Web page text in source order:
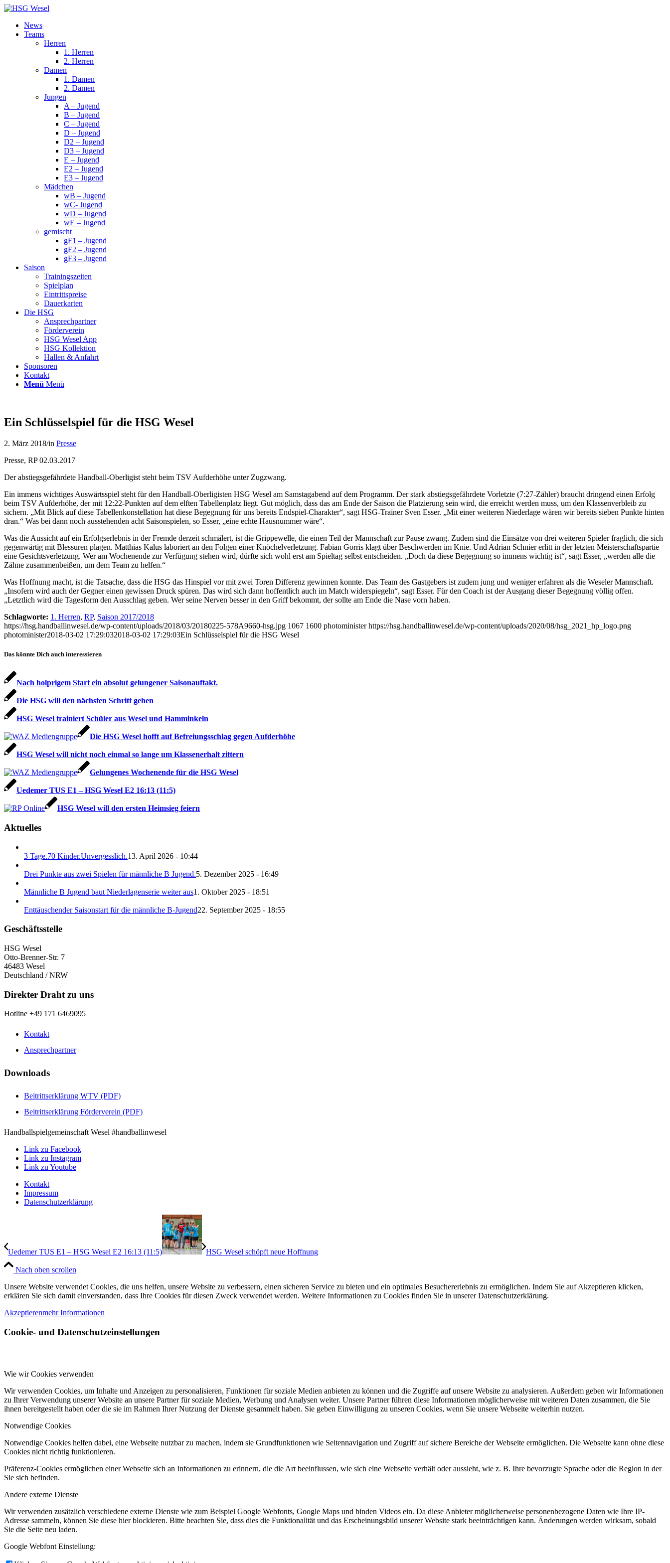
News
Teams
Herren
1. Herren
2. Herren
Damen
1. Damen
2. Damen
Jungen
A – Jugend
B – Jugend
C – Jugend
D – Jugend
D2 – Jugend
D3 – Jugend
E – Jugend
E2 – Jugend
E3 – Jugend
Mädchen
wB – Jugend
wC- Jugend
wD – Jugend
wE – Jugend
gemischt
gF1 – Jugend
gF2 – Jugend
gF3 – Jugend
Saison
Trainingszeiten
Spielplan
Eintrittspreise
Dauerkarten
Die HSG
Ansprechpartner
Förderverein
HSG Wesel App
HSG Kollektion
Hallen & Anfahrt
Sponsoren
Kontakt
Menü Menü
Ein Schlüsselspiel für die HSG Wesel
2. März 2018/in Presse
Presse, RP 02.03.2017
Der abstiegsgefährdete Handball-Oberligist steht beim TSV Aufderhöhe unter Zugzwang.
Ein immens wichtiges Auswärtsspiel steht für den Handball-Oberligisten HSG Wesel am Samstagabend auf dem Programm. Der stark abstiegsgefährdete Vorletzte (7:27-Zähler) braucht dringend einen Erfolg
beim TSV Aufderhöhe, der mit 12:22-Punkten auf dem elften Tabellenplatz liegt. Gut möglich, dass das am Ende der Saison die Platzierung sein wird, die erreicht werden muss, um den Klassenverbleib zu
sichern. „Mit Blick auf diese Tabellenkonstellation hat diese Begegnung für uns bereits Endspiel-Charakter“, sagt HSG-Trainer Sven Esser. „Mit einer weiteren Niederlage wären wir bereits sieben Punkte hinten
dran.“ Was bei dann noch ausstehenden acht Saisonspielen, so Esser, „eine echte Hausnummer wäre“.
Was die Aussicht auf ein Erfolgserlebnis in der Fremde derzeit schmälert, ist die Grippewelle, die einen Teil der Mannschaft zur Pause zwang. Zudem sind die Einsätze von drei weiteren Spieler fraglich, die sich
gegenwärtig mit Blessuren plagen. Matthias Kalus laboriert an den Folgen einer Knöchelverletzung. Fabian Gorris klagt über Beschwerden im Knie. Und Adrian Schnier erlitt in der letzten Meisterschaftspartie
eine Gesichtsverletzung. Wer am Wochenende zur Verfügung stehen wird, dürfte sich wohl erst am Spieltag selbst entscheiden. „Doch da diese Begegnung so immens wichtig ist“, sagt Esser, „werden alle die
Zähne zusammenbeißen, um dem Team zu helfen.“
Was Hoffnung macht, ist die Tatsache, dass die HSG das Hinspiel vor mit zwei Toren Differenz gewinnen konnte. Das Team des Gastgebers ist zudem jung und weniger erfahren als die Weseler Mannschaft.
„Insofern wird auch der Gegner einen gewissen Druck spüren. Das wird sich dann hoffentlich auch im Match widerspiegeln“, sagt Esser. Für den Coach ist der Ausgang dieser Begegnung völlig offen.
„Letztlich wird die Tagesform den Ausschlag geben. Wer seine Nerven besser in den Griff bekommt, der sollte am Ende die Nase vorn haben.
Schlagworte: 1. Herren, RP, Saison 2017/2018
https://hsg.handballinwesel.de/wp-content/uploads/2018/03/20180225-578A9660-hsg.jpg 1067 1600 photominister https://hsg.handballinwesel.de/wp-content/uploads/2020/08/hsg_2021_hp_logo.png
photominister2018-03-02 17:29:032018-03-02 17:29:03Ein Schlüsselspiel für die HSG Wesel
Das könnte Dich auch interessieren
Nach holprigem Start ein absolut gelungener Saisonauftakt.
Die HSG will den nächsten Schritt gehen
HSG Wesel trainiert Schüler aus Wesel und Hamminkeln
Die HSG Wesel hofft auf Befreiungsschlag gegen Aufderhöhe
HSG Wesel will nicht noch einmal so lange um Klassenerhalt zittern
Gelungenes Wochenende für die HSG Wesel
Uedemer TUS E1 – HSG Wesel E2 16:13 (11:5)
HSG Wesel will den ersten Heimsieg feiern
Aktuelles
3 Tage.70 Kinder.Unvergesslich.13. April 2026 - 10:44
Drei Punkte aus zwei Spielen für männliche B Jugend.5. Dezember 2025 - 16:49
Männliche B Jugend baut Niederlagenserie weiter aus1. Oktober 2025 - 18:51
Enttäuschender Saisonstart für die männliche B-Jugend22. September 2025 - 18:55
Geschäftsstelle
HSG Wesel
Otto-Brenner-Str. 7
46483 Wesel
Deutschland / NRW
Direkter Draht zu uns
Hotline +49 171 6469095
Kontakt
Ansprechpartner
Downloads
Beitrittserklärung WTV (PDF)
Beitrittserklärung Förderverein (PDF)
Handballspielgemeinschaft Wesel #handballinwesel
Link zu Facebook
Link zu Instagram
Link zu Youtube
Kontakt
Impressum
Datenschutzerklärung
Uedemer TUS E1 – HSG Wesel E2 16:13 (11:5) HSG Wesel schöpft neue Hoffnung
Nach oben scrollen
Unsere Website verwendet Cookies, die uns helfen, unsere Website zu verbessern, einen sicheren Service zu bieten und ein optimales Besuchererlebnis zu ermöglichen. Indem Sie auf Akzeptieren klicken,
erklären Sie sich damit einverstanden, dass Ihre Cookies für diesen Zweck verwendet werden. Weitere Informationen zu Cookies finden Sie in unserer Datenschutzerklärung.
Akzeptierenmehr Informationen
Cookie- und Datenschutzeinstellungen
Wie wir Cookies verwenden
Wir verwenden Cookies, um Inhalte und Anzeigen zu personalisieren, Funktionen für soziale Medien anbieten zu können und die Zugriffe auf unsere Website zu analysieren. Außerdem geben wir Informationen
zu Ihrer Verwendung unserer Website an unsere Partner für soziale Medien, Werbung und Analysen weiter. Unsere Partner führen diese Informationen möglicherweise mit weiteren Daten zusammen, die Sie
ihnen bereitgestellt haben oder die sie im Rahmen Ihrer Nutzung der Dienste gesammelt haben. Sie geben Einwilligung zu unseren Cookies, wenn Sie unsere Webseite weiterhin nutzen.
Notwendige Cookies
Notwendige Cookies helfen dabei, eine Webseite nutzbar zu machen, indem sie Grundfunktionen wie Seitennavigation und Zugriff auf sichere Bereiche der Webseite ermöglichen. Die Webseite kann ohne diese
Cookies nicht richtig funktionieren.
Präferenz-Cookies ermöglichen einer Webseite sich an Informationen zu erinnern, die die Art beeinflussen, wie sich eine Webseite verhält oder aussieht, wie z. B. Ihre bevorzugte Sprache oder die Region in der
Sie sich befinden.
Andere externe Dienste
Wir verwenden zusätzlich verschiedene externe Dienste wie zum Beispiel Google Webfonts, Google Maps und binden Videos ein. Da diese Anbieter möglicherweise personenbezogene Daten wie Ihre IP-
Adresse sammeln, können Sie diese hier blockieren. Bitte beachten Sie, dass dies die Funktionalität und das Erscheinungsbild unserer Website stark beeinträchtigen kann. Änderungen werden wirksam, sobald
Sie die Seite neu laden.
Google Webfont Einstellung: